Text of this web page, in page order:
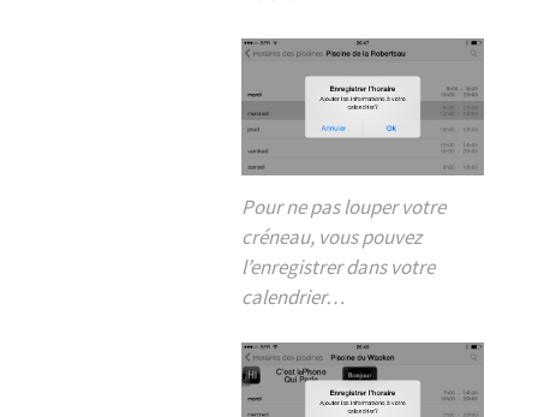
Pour ne pas louper votre
créneau, vous pouvez
l’enregistrer dans votre
calendrier…